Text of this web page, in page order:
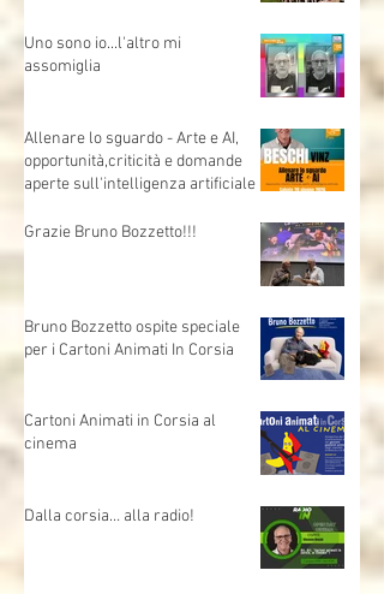
Uno sono io...l'altro mi
assomiglia
Allenare lo sguardo - Arte e AI,
opportunità,criticità e domande
aperte sull'intelligenza artificiale
Grazie Bruno Bozzetto!!!
Bruno Bozzetto ospite speciale
per i Cartoni Animati In Corsia
Cartoni Animati in Corsia al
cinema
Dalla corsia… alla radio!